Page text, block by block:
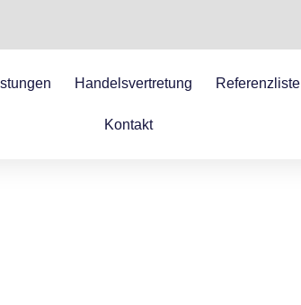
Handelsvertretung Referenzliste
Kontakt